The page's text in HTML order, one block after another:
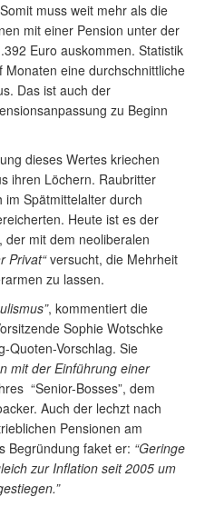
muss weit mehr als die
mit einer Pension unter der
Euro auskommen. Statistik
eine durchschnittliche
Das ist auch der
zu Beginn
dieses Wertes kriechen
ihren Löchern. Raubritter
Spätmittelalter durch
Heute ist es der
der mit dem neoliberalen
Privat“versucht, die Mehrheit
zu lassen.
, kommentiert die
Sophie Wotschke
Quoten-Vorschlag. Sie
mit der Einführung einer
“Senior-Bosses”, dem
Auch der lechzt nach
Pensionen am
Begründung faket er: “Geringe
zur Inflation seit 2005 um